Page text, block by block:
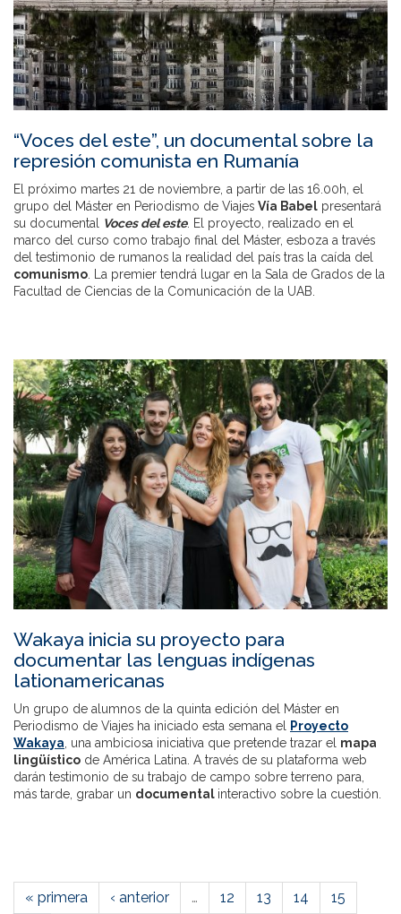
“Voces del este”, un documental sobre la
represión comunista en Rumanía
El próximo martes 21 de noviembre, a partir de las 16.00h, el
grupo del Máster en Periodismo de Viajes Vía Babel presentará
su documental Voces del este. El proyecto, realizado en el
marco del curso como trabajo final del Máster, esboza a través
del testimonio de rumanos la realidad del país tras la caída del
comunismo. La premier tendrá lugar en la Sala de Grados de la
Facultad de Ciencias de la Comunicación de la UAB.
Wakaya inicia su proyecto para
documentar las lenguas indígenas
lationamericanas
Un grupo de alumnos de la quinta edición del Máster en
Periodismo de Viajes ha iniciado esta semana el
Proyecto
Wakaya , una ambiciosa iniciativa que pretende trazar el mapa
lingüístico de América Latina. A través de su plataforma web
darán testimonio de su trabajo de campo sobre terreno para,
más tarde, grabar un documental interactivo sobre la cuestión.
« primera ‹ anterior … 12 13 14
15